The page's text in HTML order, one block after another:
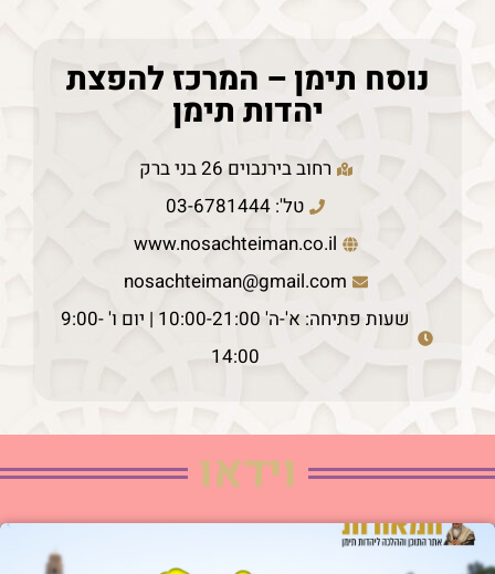
נוסח תימן – המרכז להפצת
יהדות תימן
רחוב בירנבוים 26 בני ברק
טל': 03-6781444
www.nosachteiman.co.il
nosachteiman@gmail.com
שעות פתיחה: א'-ה' 10:00-21:00 | יום ו' 9:00-
14:00
וידאו